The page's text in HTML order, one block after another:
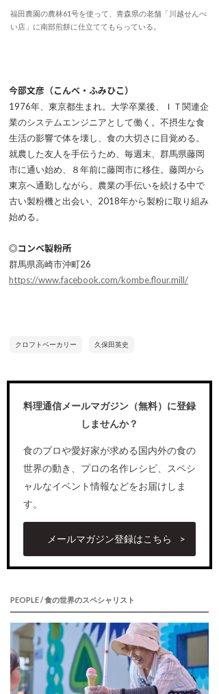
福田農園の農林61号を使って、青森県の老舗「川越せんべ
い店」に南部煎餅に仕立ててもらっている。
今部文彦（こんべ・ふみひこ）
1976年、東京都生まれ。大学卒業後、ＩＴ関連企
業のシステムエンジニアとして働く。不摂生な食
生活の影響で体を壊し、食の大切さに目覚める。
就農した友人を手伝うため、毎週末、群馬県藤岡
市に通い始め、８年前に藤岡市に移住。藤岡から
東京へ通勤しながら、農業の手伝いを続ける中で
古い製粉機と出会い、2018年から製粉に取り組み
始める。
◎コンベ製粉所
群馬県高崎市沖町26
https://www.facebook.com/kombe.flour.mill/
クロフトベーカリー 久保田英史
料理通信メールマガジン（無料）に登録
しませんか？
食のプロや愛好家が求める国内外の食の
世界の動き、プロの名作レシピ、スペシ
ャルなイベント情報などをお届けしま
す。
メールマガジン登録はこちら
PEOPLE / 食の世界のスペシャリスト